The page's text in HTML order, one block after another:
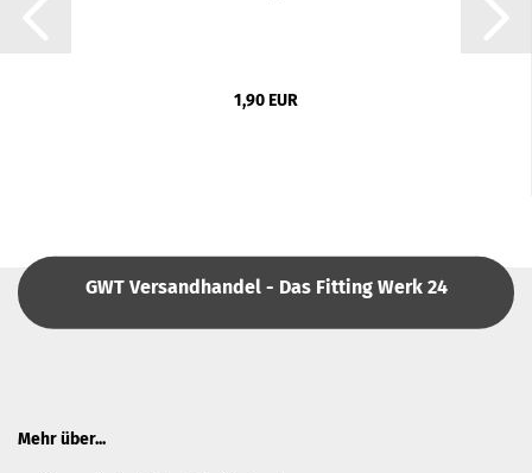
1,90 EUR
GWT Versandhandel - Das Fitting Werk 24
Mehr über...